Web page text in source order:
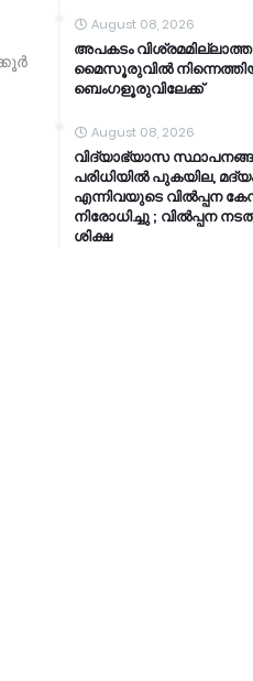
August 08, 2026
അപകടം
മൈസൂരുവിൽ
ബെംഗളൂരുവിലേക്ക്
August 08, 2026
വിദ്യാഭ്യാസ
പരിധിയിൽ പുകയില,
എന്നിവയുടെ വിൽപ്പന
നിരോധിച്ചു ; വിൽപ്പന
ശിക്ഷ